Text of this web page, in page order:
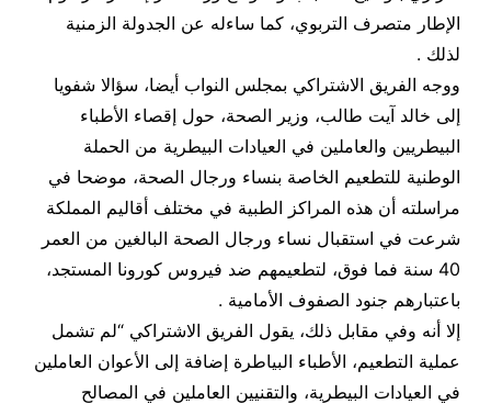
الإطار متصرف التربوي، كما ساءله عن الجدولة الزمنية
لذلك .
ووجه الفريق الاشتراكي بمجلس النواب أيضا، سؤالا شفويا
إلى خالد آيت طالب، وزير الصحة، حول إقصاء الأطباء
البيطريين والعاملين في العيادات البيطرية من الحملة
الوطنية للتطعيم الخاصة بنساء ورجال الصحة، موضحا في
مراسلته أن هذه المراكز الطبية في مختلف أقاليم المملكة
شرعت في استقبال نساء ورجال الصحة البالغين من العمر
40 سنة فما فوق، لتطعيمهم ضد فيروس كورونا المستجد،
باعتبارهم جنود الصفوف الأمامية .
إلا أنه وفي مقابل ذلك، يقول الفريق الاشتراكي “لم تشمل
عملية التطعيم، الأطباء البياطرة إضافة إلى الأعوان العاملين
في العيادات البيطرية، والتقنيين العاملين في المصالح